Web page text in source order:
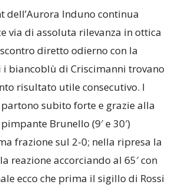
dell’Aurora Induno continua
via di assoluta rilevanza in ottica
diretto odierno con la
i biancoblù di Criscimanni trovano
risultato utile consecutivo. I
subito forte e grazie alla
Brunello (9′ e 30′)
frazione sul 2-0; nella ripresa la
reazione accorciando al 65′ con
ecco che prima il sigillo di Rossi